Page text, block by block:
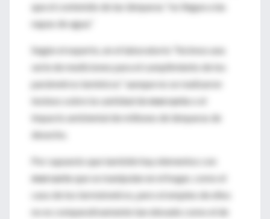
que el contenido de las lámparas “no llegue a las
napas de agua.”
Según el experto, en el laboratorio “hicimos una
serie de mediciones para el cumplimiento de los
parámetros lumínicos” aunque no se realizaron
testeos sobre la cantidad demercurioo el
impacto ambiental de millones de lámparas de
desecho.
Por supuesto que también hay elementos con
mercurioque se manipulan en el hogar, como el
caso de los termómetros, pero el empleo de ellos
no es comparativamente tan elevado como el de